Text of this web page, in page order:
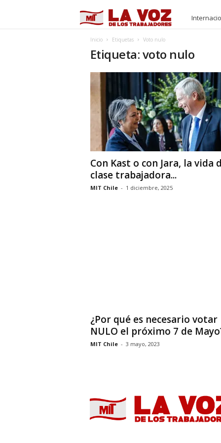
T
Inicio Etiquetas Voto nulo
Etiqueta: voto nulo
Con Kast o con Jara, la vida
clase trabajadora...
MIT Chile - 1 diciembre, 2025
¿Por qué es necesario votar
NULO el próximo 7 de
MIT Chile - 3 mayo, 2023